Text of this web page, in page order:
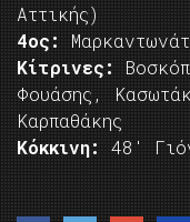
Αττικής)
4ος:
Κίτρινες:
Φουάσης,
Καρπαθάκης
Κόκκινη:
48′